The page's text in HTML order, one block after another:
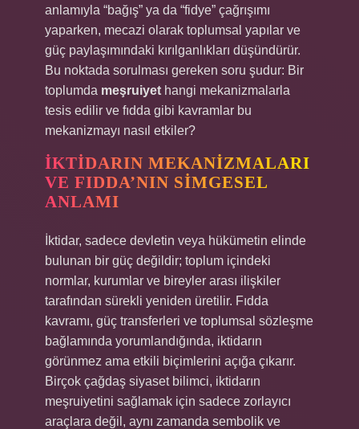
anlamıyla “bağış” ya da “fidye” çağrışımı
yaparken, mecazi olarak toplumsal yapılar ve
güç paylaşımındaki kırılganlıkları düşündürür.
Bu noktada sorulması gereken soru şudur: Bir
toplumda meşruiyet hangi mekanizmalarla
tesis edilir ve fıdda gibi kavramlar bu
mekanizmayı nasıl etkiler?
İKTIDARIN MEKANIZMALARI
VE FIDDA’NIN SIMGESEL
ANLAMI
İktidar, sadece devletin veya hükümetin elinde
bulunan bir güç değildir; toplum içindeki
normlar, kurumlar ve bireyler arası ilişkiler
tarafından sürekli yeniden üretilir. Fıdda
kavramı, güç transferleri ve toplumsal sözleşme
bağlamında yorumlandığında, iktidarın
görünmez ama etkili biçimlerini açığa çıkarır.
Birçok çağdaş siyaset bilimci, iktidarın
meşruiyetini sağlamak için sadece zorlayıcı
araçlara değil, aynı zamanda sembolik ve